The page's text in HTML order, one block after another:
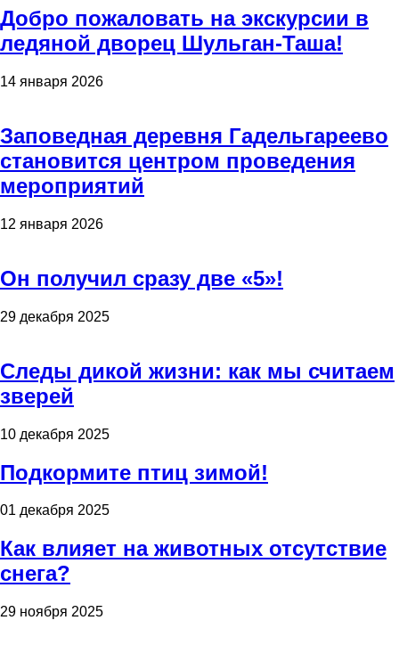
Добро пожаловать на экскурсии в
ледяной дворец Шульган-Таша!
14 января 2026
Заповедная деревня Гадельгареево
становится центром проведения
мероприятий
12 января 2026
Он получил сразу две «5»!
29 декабря 2025
Следы дикой жизни: как мы считаем
зверей
10 декабря 2025
Подкормите птиц зимой!
01 декабря 2025
Как влияет на животных отсутствие
снега?
29 ноября 2025